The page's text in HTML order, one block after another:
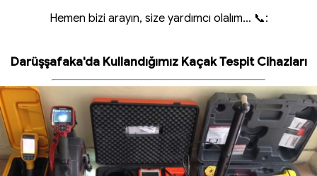
Hemen bizi arayın, size yardımcı olalım... 📞:
Darüşşafaka'da Kullandığımız Kaçak Tespit Cihazları